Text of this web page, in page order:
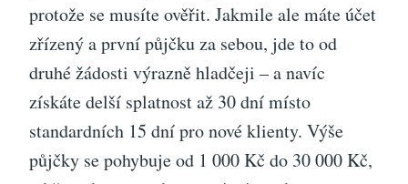
protože se musíte ověřit. Jakmile ale máte účet
zřízený a první půjčku za sebou, jde to od
druhé žádosti výrazně hladčeji – a navíc
získáte delší splatnost až 30 dní místo
standardních 15 dní pro nové klienty. Výše
půjčky se pohybuje od 1 000 Kč do 30 000 Kč,